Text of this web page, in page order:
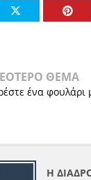
ΘΕΜΑ
ένα φουλάρι
Η